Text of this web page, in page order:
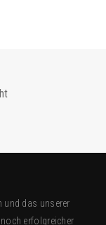
und das unserer
erfolgreicher